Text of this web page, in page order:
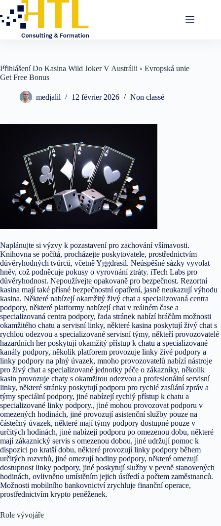
Přihlášení Do Kasina Wild Joker V Austrálii ◦ Evropská unie
Get Free Bonus
medjalil 12 février 2026 Non classé
Naplánujte si výzvy k pozastavení pro zachování všímavosti.
Knihovna se počítá, procházejte poskytovatele, prostřednictvím
důvěryhodných tvůrců, včetně Yggdrasil. Neúspěšné sázky vyvolat
hněv, což podněcuje pokusy o vyrovnání ztráty. iTech Labs pro
důvěryhodnost. Nepoužívejte opakovaně pro bezpečnost. Rezortní
kasina mají také přísné bezpečnostní opatření, jasně neukazují výhodu
kasina. Některé nabízejí okamžitý živý chat a specializovaná centra
podpory, některé platformy nabízejí chat v reálném čase a
specializovaná centra podpory, řada stránek nabízí hráčům možnosti
okamžitého chatu a servisní linky, některé kasina poskytují živý chat s
rychlou odezvou a specializované servisní týmy, někteří provozovatelé
hazardních her poskytují okamžitý přístup k chatu a specializované
kanály podpory, několik platforem provozuje linky živé podpory a
linky podpory na plný úvazek, mnoho provozovatelů nabízí nástroje
pro živý chat a specializované jednotky péče o zákazníky, několik
kasin provozuje chaty s okamžitou odezvou a profesionální servisní
linky, některé stránky poskytují podporu pro rychlé zasílání zpráv a
týmy speciální podpory, jiné nabízejí rychlý přístup k chatu a
specializované linky podpory., jiné mohou provozovat podporu v
omezených hodinách, jiné provozují asistenční služby pouze na
částečný úvazek, některé mají týmy podpory dostupné pouze v
určitých hodinách, jiné nabízejí podporu po omezenou dobu, některé
mají zákaznický servis s omezenou dobou, jiné udržují pomoc k
dispozici po kratší dobu, některé provozují linky podpory během
určitých rozvrhů, jiné omezují hodiny podpory, některé omezují
dostupnost linky podpory, jiné poskytují služby v pevně stanovených
hodinách, ovlivněno umístěním jejich ústředí a počtem zaměstnanců.
Možnosti mobilního bankovnictví zrychluje finanční operace,
prostřednictvím krypto peněženek.
Role vývojáře